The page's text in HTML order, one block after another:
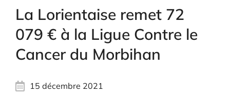
La Lorientaise remet 72
079 € à la Ligue Contre le
Cancer du Morbihan
15 décembre 2021